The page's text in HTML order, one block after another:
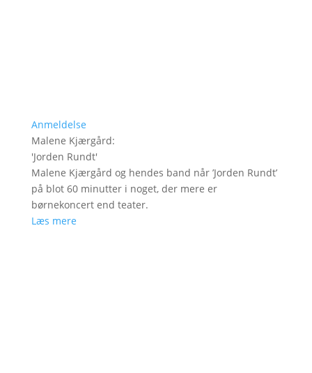
Anmeldelse
Malene Kjærgård:
'Jorden Rundt'
Malene Kjærgård og hendes band når ’Jorden Rundt’
på blot 60 minutter i noget, der mere er
børnekoncert end teater.
Læs mere